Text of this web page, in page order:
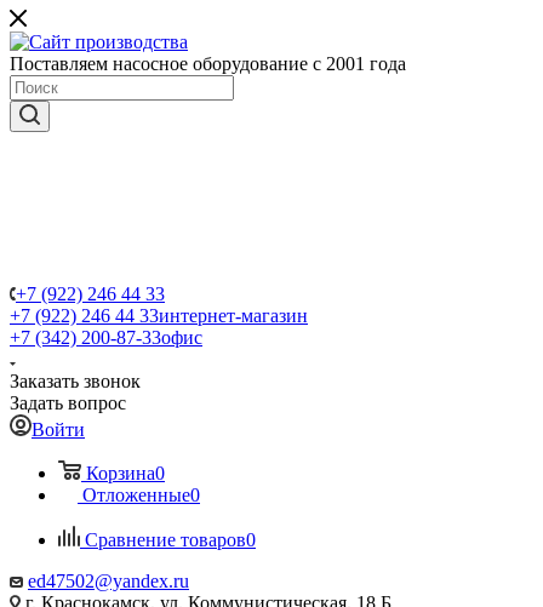
Поставляем насосное оборудование с 2001 года
+7 (922) 246 44 33
+7 (922) 246 44 33интернет-магазин
+7 (342) 200-87-33офис
Заказать звонок
Задать вопрос
Войти
Корзина0
Отложенные0
Сравнение товаров0
ed47502@yandex.ru
г. Краснокамск, ул. Коммунистическая, 18 Б